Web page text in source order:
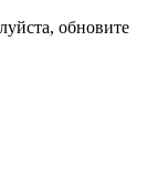
обновите